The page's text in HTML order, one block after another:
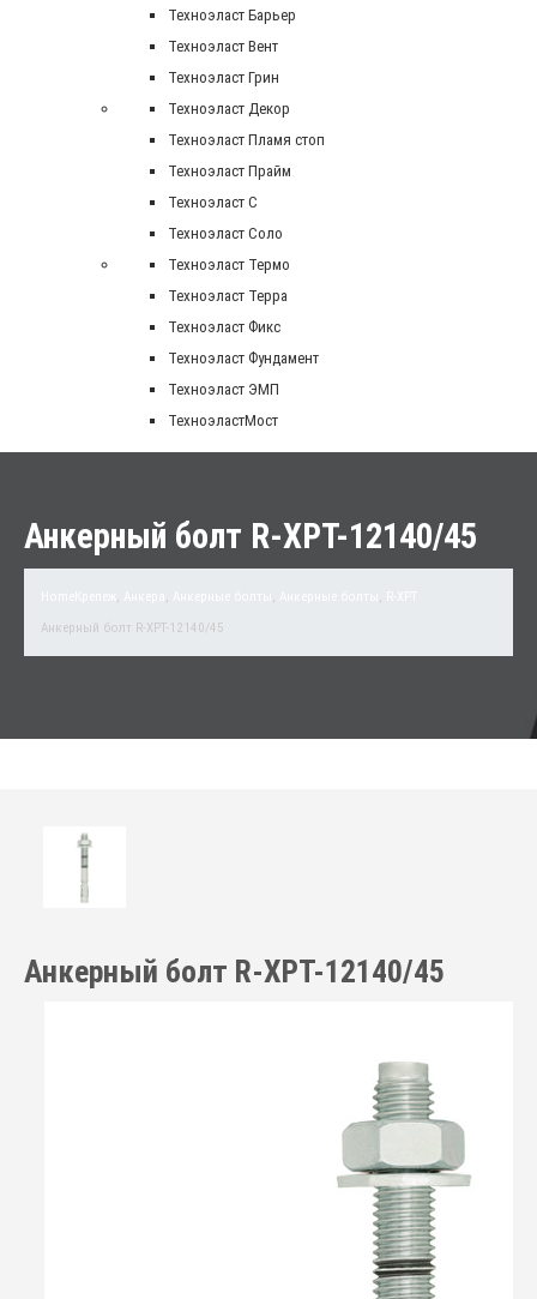
Техноэласт Барьер
Техноэласт Вент
Техноэласт Грин
Техноэласт Декор
Техноэласт Пламя стоп
Техноэласт Прайм
Техноэласт С
Техноэласт Соло
Техноэласт Термо
Техноэласт Терра
Техноэласт Фикс
Техноэласт Фундамент
Техноэласт ЭМП
ТехноэластМост
Анкерный болт R-XPT-12140/45
, , , ,
Анкерный болт R-XPT-12140/45
Анкерный болт R-XPT-12140/45